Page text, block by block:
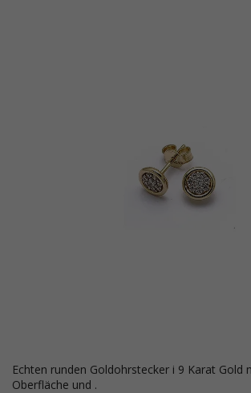
echten runden Goldohrstecker i 9 Karat Gold mit polierter
Oberfläche und .